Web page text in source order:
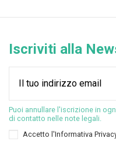
Iscriviti alla
Puoi annullare l'iscrizione in
di contatto nelle note legali.
Accetto l'Informativa